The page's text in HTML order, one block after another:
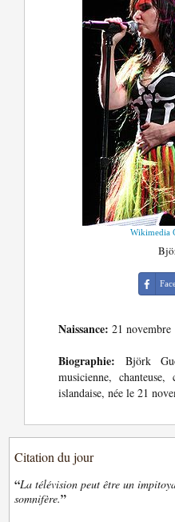
Wikimedia
Naissance: 21
Biographie: Björk
musicienne,
islandaise, née le 21
Citation du jour
“La télévision peut être un
somnifère.”